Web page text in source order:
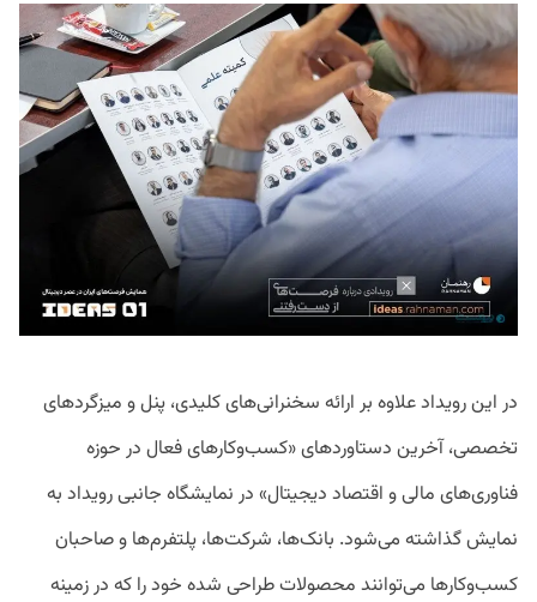
در این رویداد علاوه بر ارائه سخنرانی‌های کلیدی، پنل و میزگردهای
تخصصی، آخرین دستاوردهای «کسب‌وکارهای فعال در حوزه
فناوری‌های مالی و اقتصاد دیجیتال» در نمایشگاه جانبی رویداد به
نمایش گذاشته می‌شود. بانک‌ها، شرکت‌ها، پلتفرم‌ها و صاحبان
کسب‌و‌کارها می‌توانند محصولات طراحی شده خود را که در زمینه